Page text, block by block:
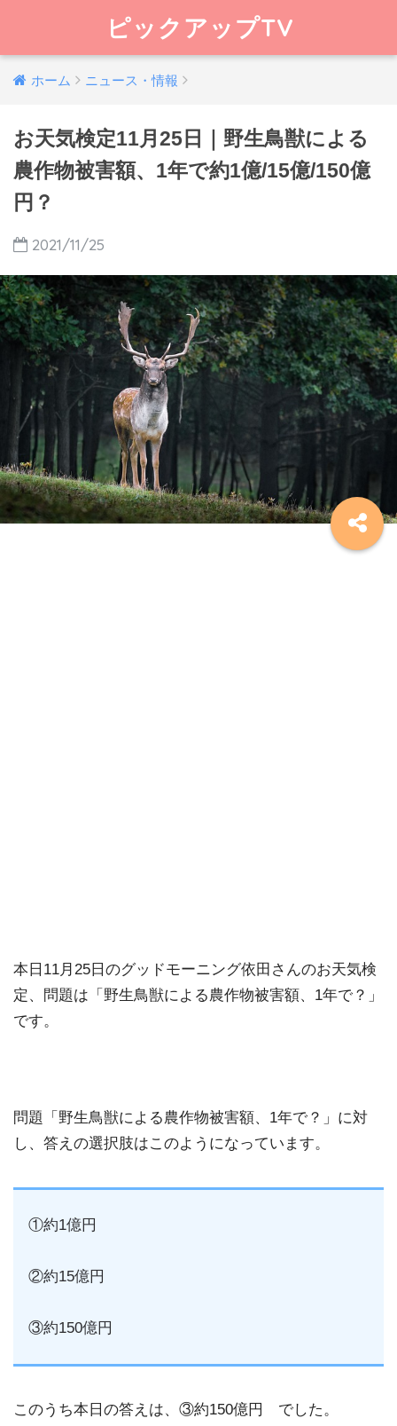
ピックアップTV
ホーム ニュース・情報
お天気検定11月25日｜野生鳥獣による
農作物被害額、1年で約1億/15億/150億
円？
2021/11/25
本日11月25日のグッドモーニング依田さんのお天気検
定、問題は「野生鳥獣による農作物被害額、1年で？」
です。
問題「野生鳥獣による農作物被害額、1年で？」に対
し、答えの選択肢はこのようになっています。
①約1億円
②約15億円
③約150億円
このうち本日の答えは、③約150億円 でした。